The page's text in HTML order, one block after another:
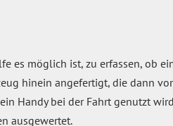
es möglich ist, zu erfassen, ob
hinein angefertigt, die dann
Handy bei der Fahrt genutzt
ausgewertet.